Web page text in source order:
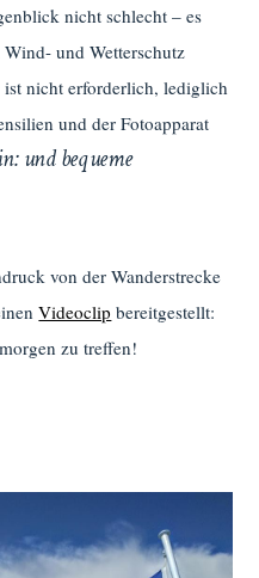
nicht schlecht – es
und Wetterschutz
ist nicht erforderlich, lediglich
und der Fotoapparat
und bequeme
von der Wanderstrecke
Videoclip bereitgestellt:
zu treffen!